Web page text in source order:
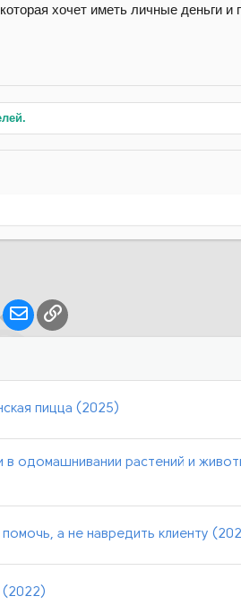
хочет иметь личные деньги и
Электронная почта
Ссылка
пицца (2025)
одомашнивании растений и
а не навредить клиенту
(2022)